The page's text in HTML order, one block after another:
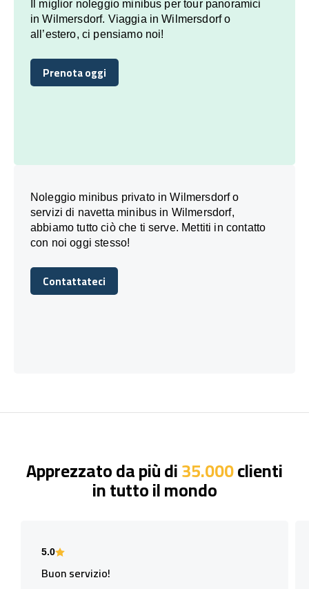
Il miglior noleggio minibus per tour panoramici
in Wilmersdorf. Viaggia in Wilmersdorf o
all’estero, ci pensiamo noi!
Prenota oggi
Prenota oggi
Noleggio minibus privato in Wilmersdorf o
servizi di navetta minibus in Wilmersdorf,
abbiamo tutto ciò che ti serve. Mettiti in contatto
con noi oggi stesso!
Contattateci
Contattateci
Apprezzato da più di35.000clienti
in tutto il mondo
5.0
Buon servizio!